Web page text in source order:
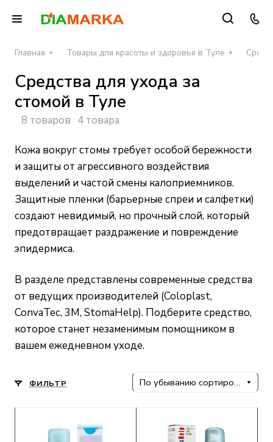
Главная Товары для красоты и здоровья в Туле
Средства для ухода за
стомой в Туле
8 товаров 4 товара
Кожа вокруг стомы требует особой бережности
и защиты от агрессивного воздействия
выделений и частой смены калоприемников.
Защитные пленки (барьерные спреи и салфетки)
создают невидимый, но прочный слой, который
предотвращает раздражение и повреждение
эпидермиса.
В разделе представлены современные средства
от ведущих производителей (Coloplast,
ConvaTec, 3M, StomaHelp). Подберите средство,
которое станет незаменимым помощником в
вашем ежедневном уходе.
ФИЛЬТР По убыванию сортировки